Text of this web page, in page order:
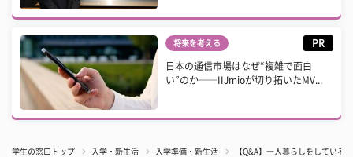
将来を考える PR
日本の通信市場はなぜ“複雑で面白
い”のか──IIJmioが切り拓いたMV...
学生の窓口トップ 入学・新生活 入学準備・新生活 【Q&A】一人暮らしをしている